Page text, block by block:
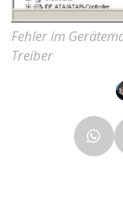
Fehler im
Treiber